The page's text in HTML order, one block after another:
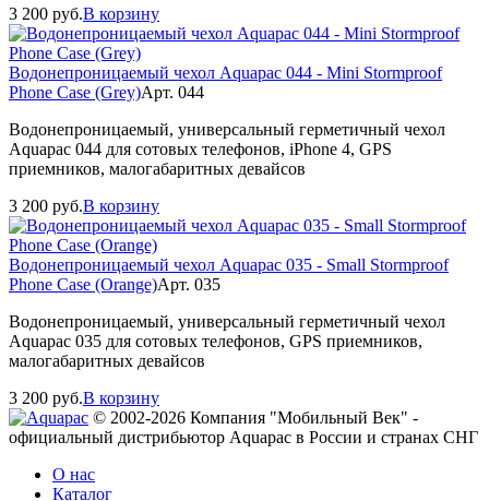
3 200 руб.В корзину
Водонепроницаемый чехол Aquapac 044 - Mini Stormproof
Phone Case (Grey)Арт. 044
Водонепроницаемый, универсальный герметичный чехол
Aquapac 044 для сотовых телефонов, iPhone 4, GPS
приемников, малогабаритных девайсов
3 200 руб.В корзину
Водонепроницаемый чехол Aquapac 035 - Small Stormproof
Phone Case (Orange)Арт. 035
Водонепроницаемый, универсальный герметичный чехол
Aquapac 035 для сотовых телефонов, GPS приемников,
малогабаритных девайсов
3 200 руб.В корзину
© 2002-2026 Компания "Мобильный Век" -
официальный дистрибьютор Aquapac в России и странах СНГ
О нас
Каталог